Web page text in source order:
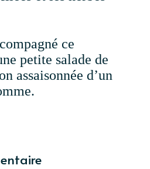
ce
petite salade de
assaisonnée d’un